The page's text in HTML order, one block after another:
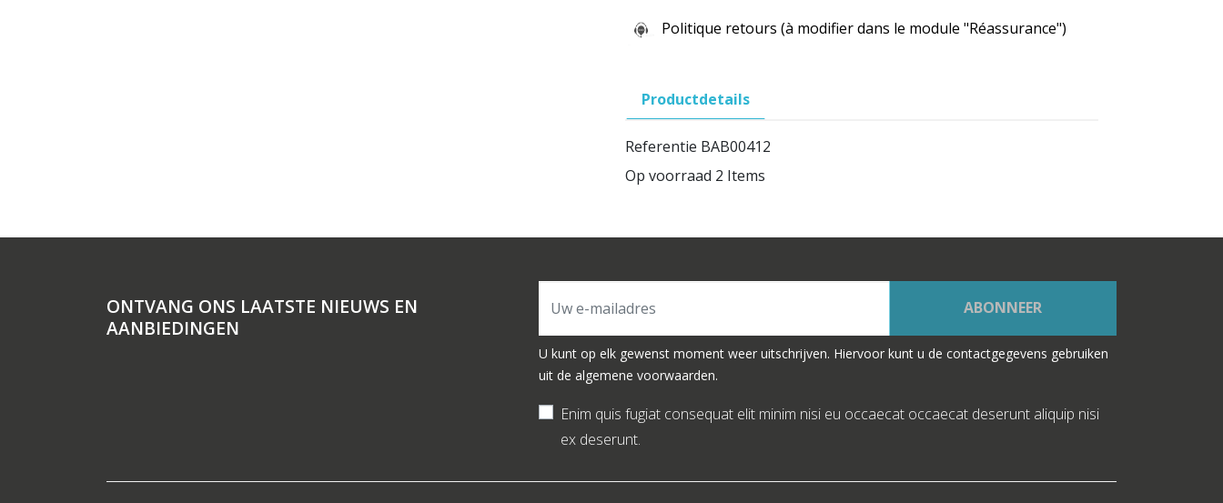
Politique retours (à modifier dans le module "Réassurance")
Productdetails
Referentie BAB00412
Op voorraad 2 Items
ONTVANG ONS LAATSTE NIEUWS EN
AANBIEDINGEN
ABONNEER
U kunt op elk gewenst moment weer uitschrijven. Hiervoor kunt u de contactgegevens gebruiken
uit de algemene voorwaarden.
Enim quis fugiat consequat elit minim nisi eu occaecat occaecat deserunt aliquip nisi
ex deserunt.